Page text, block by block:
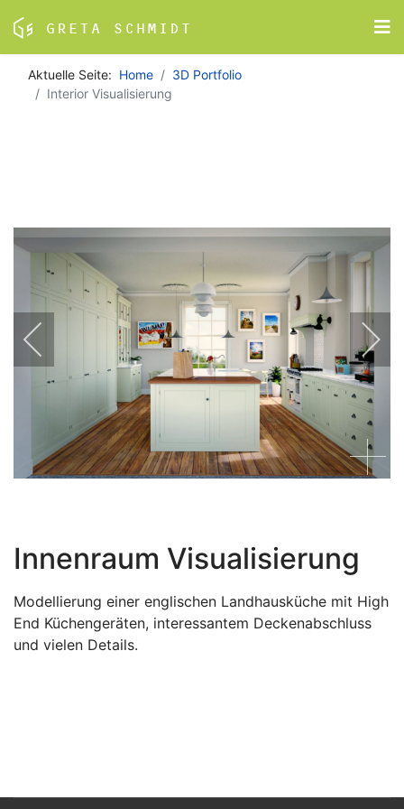
Aktuelle Seite: Home
3D Portfolio
Interior Visualisierung
Innenraum Visualisierung
Modellierung einer englischen Landhausküche mit High
End Küchengeräten, interessantem Deckenabschluss
und vielen Details.